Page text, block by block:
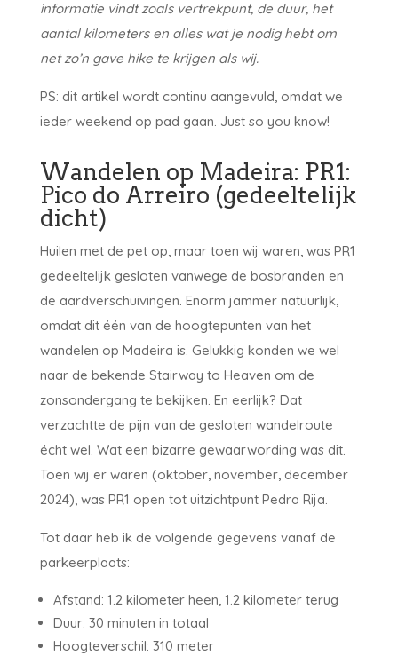
informatie vindt zoals vertrekpunt, de duur, het
aantal kilometers en alles wat je nodig hebt om
net zo’n gave hike te krijgen als wij.
PS: dit artikel wordt continu aangevuld, omdat we
ieder weekend op pad gaan. Just so you know!
Wandelen op Madeira: PR1:
Pico do Arreiro (gedeeltelijk
dicht)
Huilen met de pet op, maar toen wij waren, was PR1
gedeeltelijk gesloten vanwege de bosbranden en
de aardverschuivingen. Enorm jammer natuurlijk,
omdat dit één van de hoogtepunten van het
wandelen op Madeira is. Gelukkig konden we wel
naar de bekende Stairway to Heaven om de
zonsondergang te bekijken. En eerlijk? Dat
verzachtte de pijn van de gesloten wandelroute
écht wel. Wat een bizarre gewaarwording was dit.
Toen wij er waren (oktober, november, december
2024), was PR1 open tot uitzichtpunt Pedra Rija.
Tot daar heb ik de volgende gegevens vanaf de
parkeerplaats:
Afstand: 1.2 kilometer heen, 1.2 kilometer terug
Duur: 30 minuten in totaal
Hoogteverschil: 310 meter